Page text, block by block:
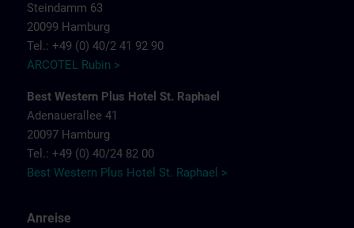
Steindamm 63
20099 Hamburg
Tel.: +49 (0) 40/2 41 92 90
ARCOTEL Rubin >
Best Western Plus Hotel St. Raphael
Adenauerallee 41
20097 Hamburg
Tel.: +49 (0) 40/24 82 00
Best Western Plus Hotel St. Raphael >
Anreise